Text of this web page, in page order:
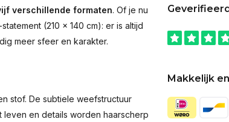
verschillende formaten. Of je nu
(210 × 140 cm): er is altijd
meer sfeer en karakter.
stof. De subtiele weefstructuur
en details worden haarscherp
Makkelijk